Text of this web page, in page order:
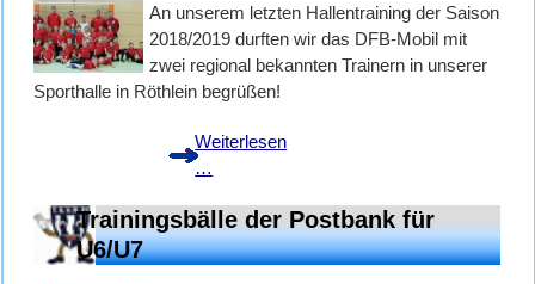
An unserem letzten Hallentraining der Saison
2018/2019 durften wir das DFB-Mobil mit
zwei regional bekannten Trainern in unserer
Sporthalle in Röthlein begrüßen!
Weiterlesen
…
bei
der
U6
Trainingsbälle der Postbank für
U6/U7